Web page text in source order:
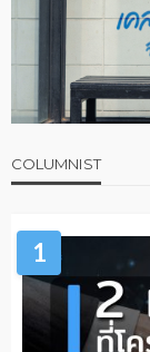
COLUMNIST
1